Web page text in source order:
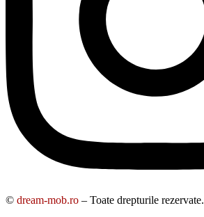
© dream-mob.ro – Toate drepturile rezervate.